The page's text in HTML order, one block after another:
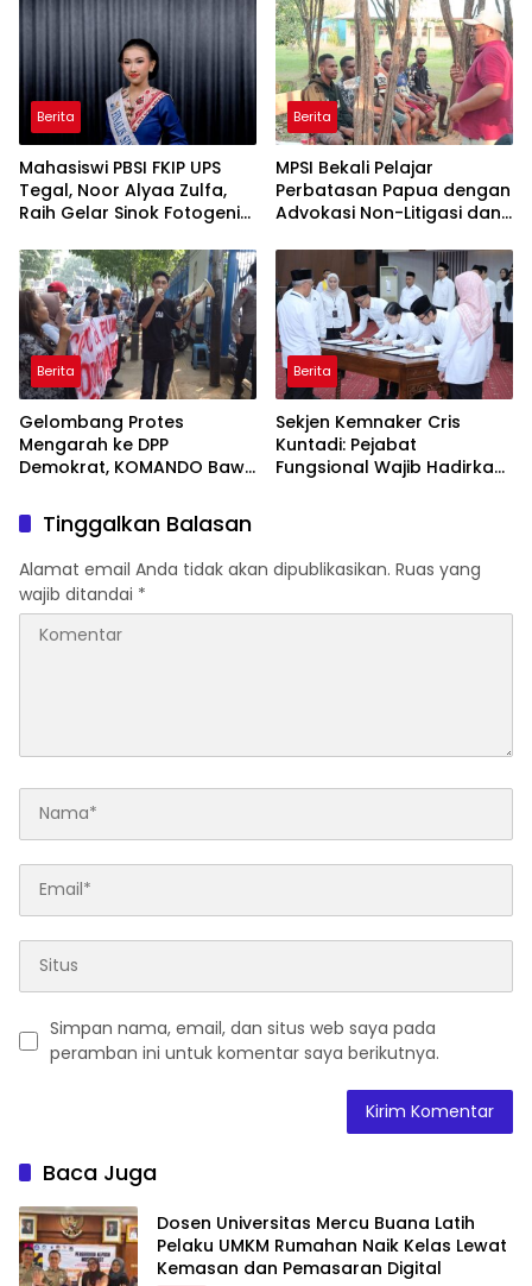
Initiative
Berita
Mahasiswi PBSI FKIP UPS
Tegal, Noor Alyaa Zulfa,
Raih Gelar Sinok Fotogenik
Berita
MPSI Bekali Pelajar
Perbatasan Papua dengan
Advokasi Non-Litigasi dan
Berita
Gelombang Protes
Mengarah ke DPP
Demokrat, KOMANDO Bawa
Dody Hanggodo
Berita
Sekjen Kemnaker Cris
Kuntadi: Pejabat
Fungsional Wajib Hadirkan
Tinggalkan Balasan
Alamat email Anda tidak akan dipublikasikan. Ruas yang
wajib ditandai *
Simpan nama, email, dan situs web saya pada
peramban ini untuk komentar saya berikutnya.
Baca Juga
Dosen Universitas Mercu Buana Latih
Pelaku UMKM Rumahan Naik Kelas Lewat
Kemasan dan Pemasaran Digital